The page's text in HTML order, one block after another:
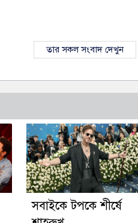
তার সকল সংবাদ দেখুন
সবাইকে টপকে শীর্ষে